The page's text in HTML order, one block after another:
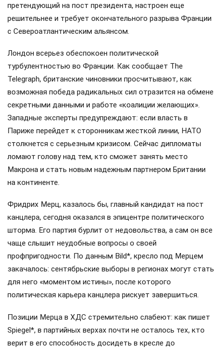
претендующий на пост президента, настроен еще
решительнее и требует окончательного разрыва Франции
с Североатлантическим альянсом.
Лондон всерьез обеспокоен политической
турбулентностью во Франции. Как сообщает The
Telegraph, британские чиновники просчитывают, как
возможная победа радикальных сил отразится на обмене
секретными данными и работе «коалиции желающих».
Западные эксперты предупреждают: если власть в
Париже перейдет к сторонникам жесткой линии, НАТО
столкнется с серьезным кризисом. Сейчас дипломаты
ломают голову над тем, кто сможет занять место
Макрона и стать новым надежным партнером Британии
на континенте.
Фридрих Мерц, казалось бы, главный кандидат на пост
канцлера, сегодня оказался в эпицентре политического
шторма. Его партия бурлит от недовольства, а сам он все
чаще слышит неудобные вопросы о своей
профпригодности. По данным Bild*, кресло под Мерцем
закачалось: сентябрьские выборы в регионах могут стать
для него «моментом истины», после которого
политическая карьера канцлера рискует завершиться.
Позиции Мерца в ХДС стремительно слабеют: как пишет
Spiegel*, в партийных верхах почти не осталось тех, кто
верит в его способность досидеть в кресле до